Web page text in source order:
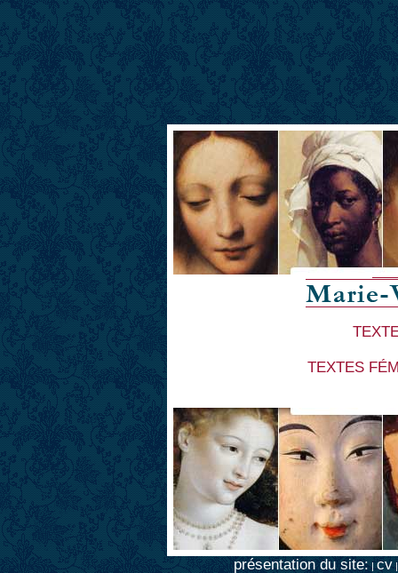
TEXTES
présentation du site:|cv